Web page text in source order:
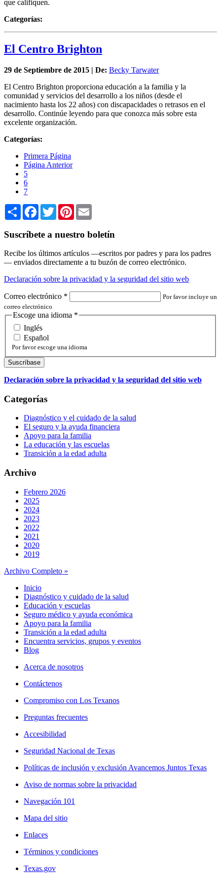
que califiquen.
Categorías:
El Centro Brighton
29 de Septiembre de 2015 | De: Becky Tarwater
El Centro Brighton proporciona educación a la familia y la
comunidad y servicios del desarrollo a los niños (desde el
nacimiento hasta los 22 años) con discapacidades o retrasos en el
desarrollo. Continúe leyendo para que conozca más sobre esta
excelente organización.
Categorías:
Primera Página
Página Anterior
5
6
7
Share Facebook
TwitterPinterest
Suscríbete a nuestro boletín
Recibe los últimos artículos —escritos por padres y para los padres
— enviados directamente a tu buzón de correo electrónico.
Declaración sobre la privacidad y la seguridad del sitio web
Correo electrónico *
Por favor incluye un
correo electrónico
Escoge una idioma *
Inglés
Español
Por favor escoge una idioma
Declaración sobre la privacidad y la seguridad del sitio web
Categorías
Diagnóstico y el cuidado de la salud
El seguro y la ayuda financiera
Apoyo para la familia
La educación y las escuelas
Transición a la edad adulta
Archivo
Febrero 2026
2025
2024
2023
2022
2021
2020
2019
Archivo Completo »
Inicio
Diagnóstico y cuidado de la salud
Educación y escuelas
Seguro médico y ayuda económica
Apoyo para la familia
Transición a la edad adulta
Encuentra servicios, grupos y eventos
Blog
Acerca de nosotros
Contáctenos
Compromiso con Los Texanos
Preguntas frecuentes
Accesibilidad
Seguridad Nacional de Texas
Políticas de inclusión y exclusión Avancemos Juntos Texas
Aviso de normas sobre la privacidad
Navegación 101
Mapa del sitio
Enlaces
Términos y condiciones
Texas.gov